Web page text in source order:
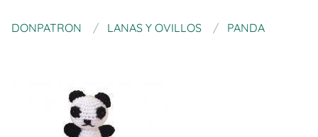
DONPATRON LANAS Y OVILLOS PANDA